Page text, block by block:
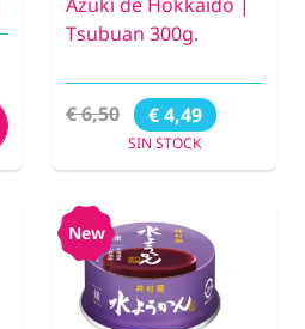
Tsubuan 300g.
€ 6,50 € 4,49
SIN STOCK
New